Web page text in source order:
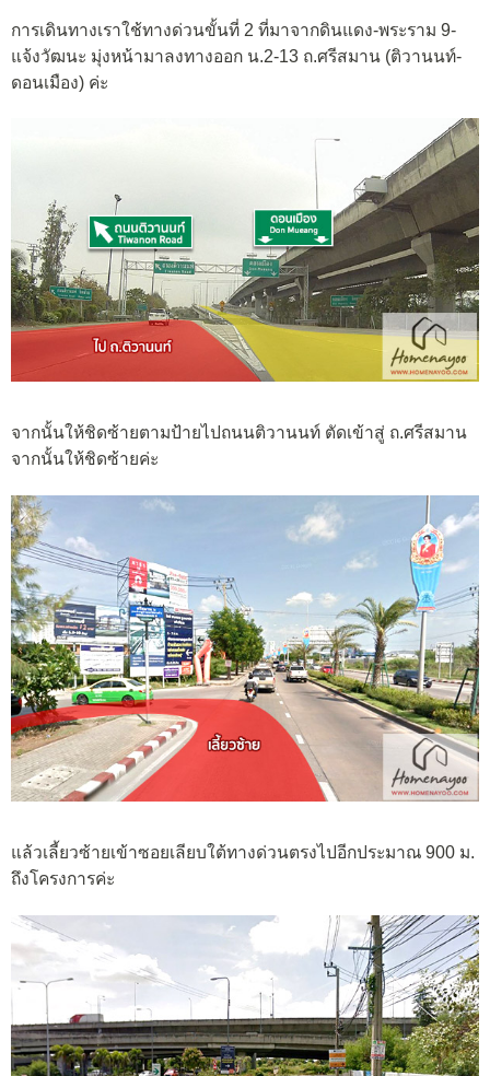
การเดินทางเราใช้ทางด่วนขั้นที่ 2 ที่มาจากดินแดง-พระราม 9-
แจ้งวัฒนะ มุ่งหน้ามาลงทางออก น.2-13 ถ.ศรีสมาน (ติวานนท์-
ดอนเมือง) ค่ะ
จากนั้นให้ชิดซ้ายตามป้ายไปถนนติวานนท์ ตัดเข้าสู่ ถ.ศรีสมาน
จากนั้นให้ชิดซ้ายค่ะ
แล้วเลี้ยวซ้ายเข้าซอยเลียบใต้ทางด่วนตรงไปอีกประมาณ 900 ม.
ถึงโครงการค่ะ